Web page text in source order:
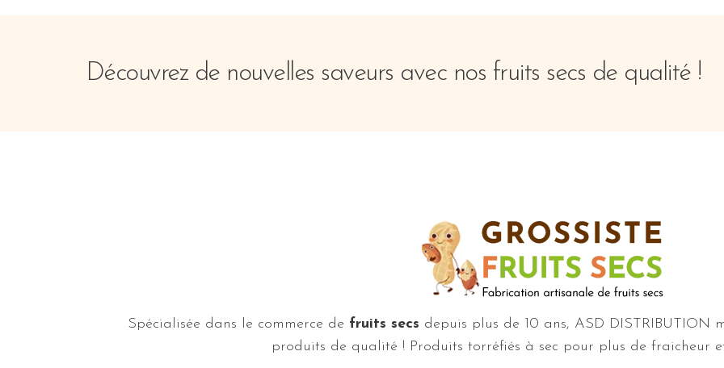
Découvrez de nouvelles saveurs avec nos fruits secs de qualité !
Spécialisée dans le commerce de fruits secs depuis plus de 10 ans, ASD DISTRIBUTION
produits de qualité ! Produits torréfiés à sec pour plus de fraicheur